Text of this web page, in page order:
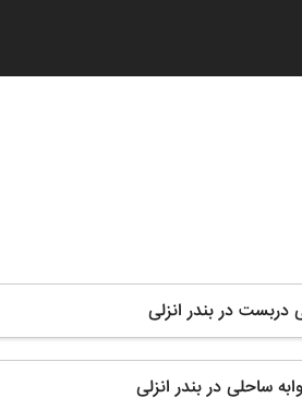
دربست در بندر انزلی
ساحلی در بندر انزلی